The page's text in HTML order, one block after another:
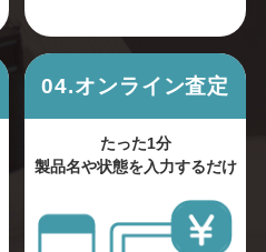
04.オンライン査定
たった1分
製品名や状態を入力するだけ